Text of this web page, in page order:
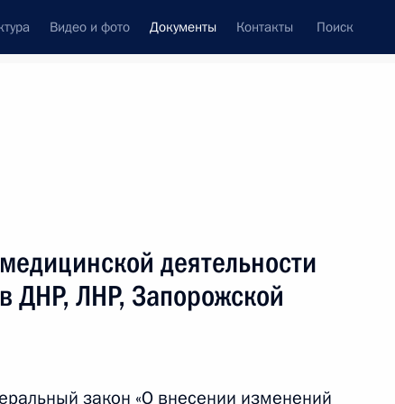
Видео и фото Документы Контакты Поиск
деятельности
ДНР, ЛНР, Запорожской
закон «О внесении изменений